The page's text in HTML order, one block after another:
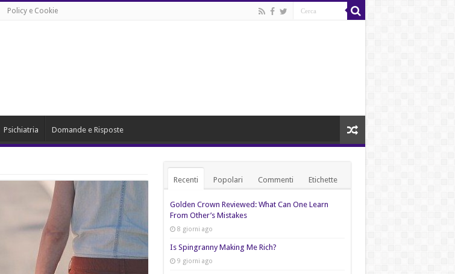
Policy e Cookie
Psichiatria Domande e Risposte
Recenti Popolari Commenti Etichette
Golden Crown Reviewed: What Can One Learn
From Other’s Mistakes
8 giorni ago
Is Spingranny Making Me Rich?
9 giorni ago